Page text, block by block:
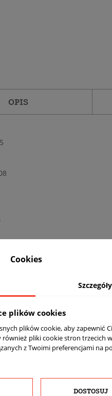
OPIS
690 kg, Kolor: SILVER
(4 sztuki)
Cookies
Szczegóły
plików cookies
plików cookie, aby zapewnić
pliki cookie stron trzecich
z Twoimi preferencjami na
DOSTOSUJ